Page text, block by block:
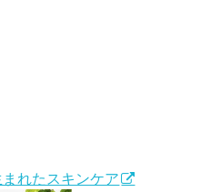
れたスキンケア